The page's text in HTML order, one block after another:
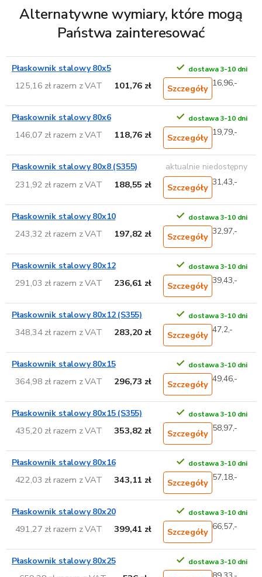
Alternatywne wymiary, które mogą
Państwa zainteresować
Płaskownik stalowy 80x5 dostawa 3-10 dni
125,16 zł razem z VAT 101,76 zł Szczegóły 16,96,-
Płaskownik stalowy 80x6 dostawa 3-10 dni
146,07 zł razem z VAT 118,76 zł Szczegóły 19,79,-
Płaskownik stalowy 80x8 (S355) aktualnie niedostępny
231,92 zł razem z VAT 188,55 zł Szczegóły 31,43,-
Płaskownik stalowy 80x10 dostawa 3-10 dni
243,32 zł razem z VAT 197,82 zł Szczegóły 32,97,-
Płaskownik stalowy 80x12 dostawa 3-10 dni
291,03 zł razem z VAT 236,61 zł Szczegóły 39,43,-
Płaskownik stalowy 80x12 (S355) dostawa 3-10 dni
348,34 zł razem z VAT 283,20 zł Szczegóły 47,2,-
Płaskownik stalowy 80x15 dostawa 3-10 dni
364,98 zł razem z VAT 296,73 zł Szczegóły 49,46,-
Płaskownik stalowy 80x15 (S355) dostawa 3-10 dni
435,20 zł razem z VAT 353,82 zł Szczegóły 58,97,-
Płaskownik stalowy 80x16 dostawa 3-10 dni
422,03 zł razem z VAT 343,11 zł Szczegóły 57,18,-
Płaskownik stalowy 80x20 dostawa 3-10 dni
491,27 zł razem z VAT 399,41 zł Szczegóły 66,57,-
Płaskownik stalowy 80x25 dostawa 3-10 dni